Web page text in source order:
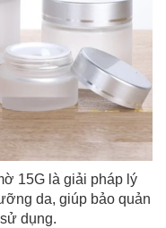
15G là giải pháp lý
da, giúp bảo quản
dụng.